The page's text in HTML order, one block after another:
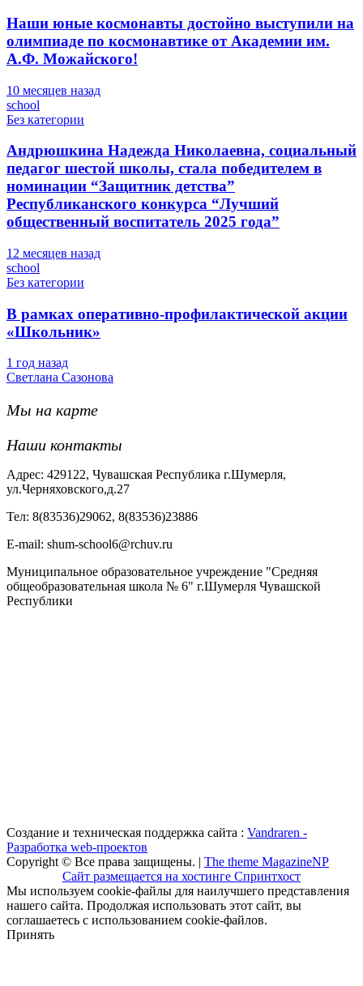
Наши юные космонавты достойно выступили на
олимпиаде по космонавтике от Академии им.
А.Ф. Можайского!
10 месяцев назад
school
Без категории
Андрюшкина Надежда Николаевна, социальный
педагог шестой школы, стала победителем в
номинации “Защитник детства”
Республиканского конкурса “Лучший
общественный воспитатель 2025 года”
12 месяцев назад
school
Без категории
В рамках оперативно-профилактической акции
«Школьник»
1 год назад
Светлана Сазонова
Мы на карте
Наши контакты
Адрес: 429122, Чувашская Республика г.Шумерля,
ул.Черняховского,д.27
Тел: 8(83536)29062, 8(83536)23886
Е-mail: shum-school6@rchuv.ru
Муниципальное образовательное учреждение "Средняя
общеобразовательная школа № 6" г.Шумерля Чувашской
Республики
Создание и техническая поддержка сайта : Vandraren -
Разработка web-проектов
Copyright © Все права защищены. | The theme MagazineNP
Сайт размещается на хостинге Спринтхост
Мы используем cookie-файлы для наилучшего представления
нашего сайта. Продолжая использовать этот сайт, вы
соглашаетесь с использованием cookie-файлов.
Принять